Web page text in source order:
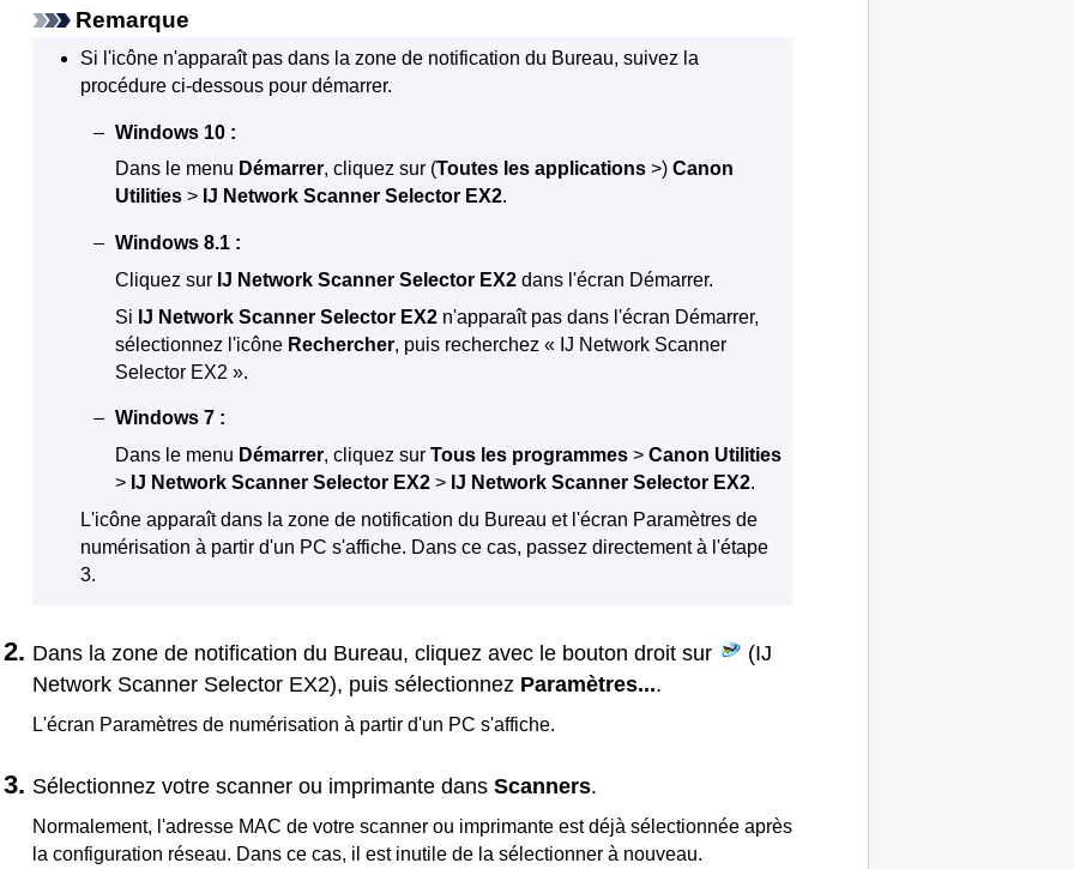
Remarque
Si l'icône n'apparaît pas dans la zone de notification du Bureau, suivez la
procédure ci-dessous pour démarrer.
Windows 10:
Dans le menu Démarrer, cliquez sur (Toutes les applications>) Canon
Utilities> IJ Network Scanner Selector EX2.
Windows 8.1:
Cliquez sur IJ Network Scanner Selector EX2dans l'écran Démarrer.
Si IJ Network Scanner Selector EX2n'apparaît pas dans l'écran Démarrer,
sélectionnez l'icône Rechercher, puis recherchez « IJ Network Scanner
Selector EX2 ».
Windows 7:
Dans le menu Démarrer, cliquez sur Tous les programmes> Canon Utilities
> IJ Network Scanner Selector EX2> IJ Network Scanner Selector EX2.
L'icône apparaît dans la zone de notification du Bureau et l'écran Paramètres de
numérisation à partir d'un PC s'affiche. Dans ce cas, passez directement à l'étape
3.
Dans la zone de notification du Bureau, cliquez avec le bouton droit sur (IJ
Network Scanner Selector EX2), puis sélectionnez Paramètres....
L'écran Paramètres de numérisation à partir d'un PC s'affiche.
Sélectionnez votre scanner ou imprimante dans Scanners.
Normalement, l'adresse MAC de votre scanner ou imprimante est déjà sélectionnée après
la configuration réseau. Dans ce cas, il est inutile de la sélectionner à nouveau.